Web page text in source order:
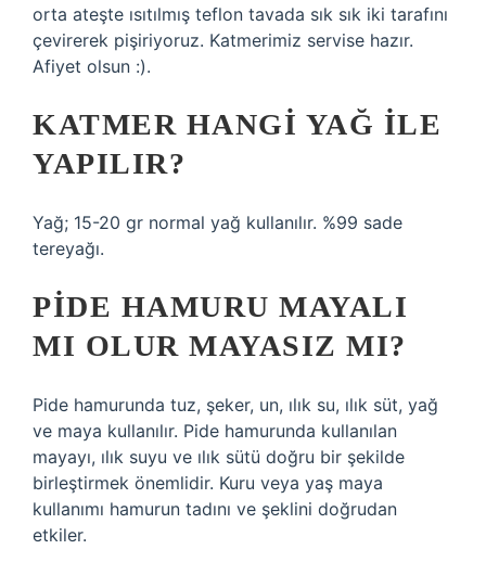
orta ateşte ısıtılmış teflon tavada sık sık iki tarafını
çevirerek pişiriyoruz. Katmerimiz servise hazır.
Afiyet olsun :).
KATMER HANGI YAĞ ILE
YAPILIR?
Yağ; 15-20 gr normal yağ kullanılır. %99 sade
tereyağı.
PIDE HAMURU MAYALI
MI OLUR MAYASIZ MI?
Pide hamurunda tuz, şeker, un, ılık su, ılık süt, yağ
ve maya kullanılır. Pide hamurunda kullanılan
mayayı, ılık suyu ve ılık sütü doğru bir şekilde
birleştirmek önemlidir. Kuru veya yaş maya
kullanımı hamurun tadını ve şeklini doğrudan
etkiler.